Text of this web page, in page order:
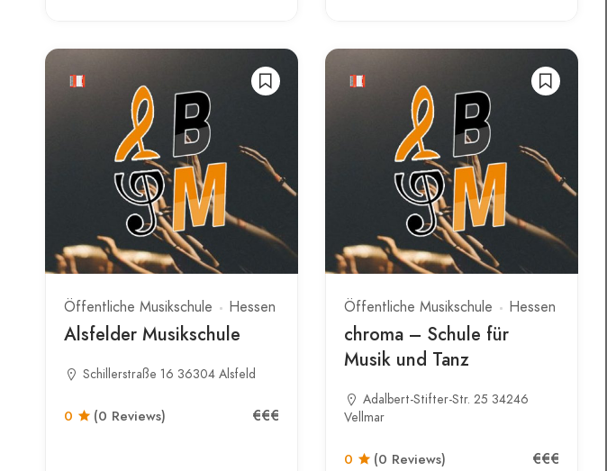
Öffentliche Musikschule Hessen
Alsfelder Musikschule
Schillerstraße 16 36304 Alsfeld
0 (0 Reviews) €€€
Öffentliche Musikschule Hessen
chroma – Schule für
Musik und Tanz
Adalbert-Stifter-Str. 25 34246
Vellmar
0 (0 Reviews) €€€